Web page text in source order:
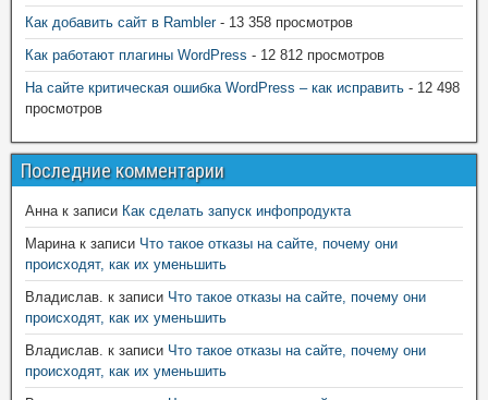
Как добавить сайт в Rambler- 13 358 просмотров
Как работают плагины WordPress - 12 812 просмотров
На сайте критическая ошибка WordPress – как исправить - 12 498
просмотров
Последние комментарии
Аннак записи Как сделать запуск инфопродукта
Маринак записи Что такое отказы на сайте, почему они
происходят, как их уменьшить
Владислав. к записи Что такое отказы на сайте, почему они
происходят, как их уменьшить
Владислав. к записи Что такое отказы на сайте, почему они
происходят, как их уменьшить